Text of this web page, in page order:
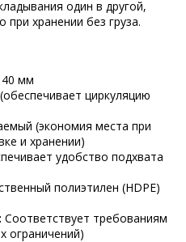
один в другой,
при хранении без груза.
мм
циркуляцию
(экономия места при
и хранении)
удобство подхвата
полиэтилен (HDPE)
Соответствует требованиям
ограничений)